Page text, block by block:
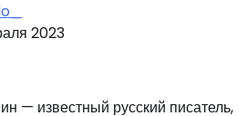
2023
— известный русский писатель,